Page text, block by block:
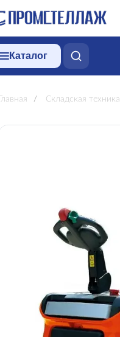
Каталог
Главная / Складская техника